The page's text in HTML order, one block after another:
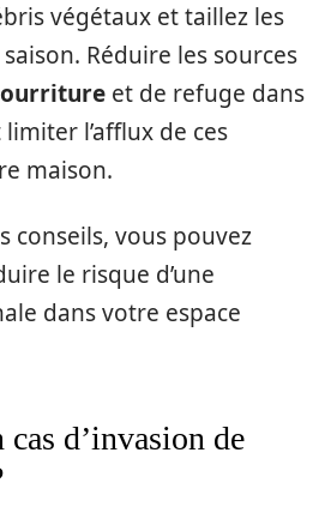
végétaux et taillez les
Réduire les sources
et de refuge dans
l’afflux de ces
maison.
conseils, vous pouvez
le risque d’une
dans votre espace
cas d’invasion de